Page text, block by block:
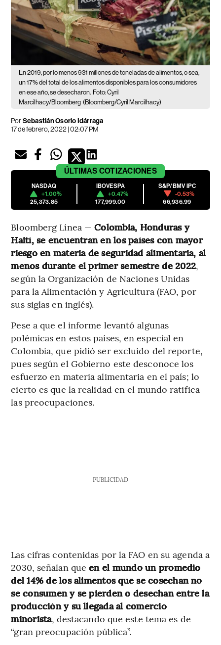
En 2019, por lo menos 931 millones de toneladas de alimentos, o sea,
un 17% del total de los alimentos disponibles para los consumidores
en ese año, se desecharon. Foto: Cyril
Marcilhacy/Bloomberg (Bloomberg/Cyril Marcilhacy)
PorSebastián Osorio Idárraga
17 de febrero, 2022 | 02:07 PM
ÚLTIMAS COTIZACIONES
NASDAQ
+1.00%
25,373.85
IBOVESPA
+0.47%
177,999.00
S&P/BMV IPC
-0.53%
66,936.99
Bloomberg Línea —Colombia, Honduras y
Haití, se encuentran en los países con mayor
riesgo en materia de seguridad alimentaria, al
menos durante el primer semestre de 2022,
según la Organización de Naciones Unidas
para la Alimentación y Agricultura (FAO, por
sus siglas en inglés).
Pese a que el informe levantó algunas
polémicas en estos países, en especial en
Colombia, que pidió ser excluido del reporte,
pues según el Gobierno este desconoce los
esfuerzo en materia alimentaria en el país; lo
cierto es que la realidad en el mundo ratifica
las preocupaciones.
PUBLICIDAD
Las cifras contenidas por la FAO en su agenda a
2030, señalan queen el mundo un promedio
del 14% de los alimentos que se cosechan no
se consumen y se pierden o desechan entre la
producción y su llegada al comercio
minorista, destacando que este tema es de
“gran preocupación pública”.